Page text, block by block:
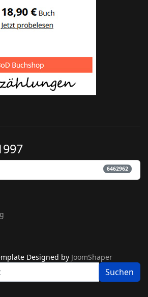
6462962
Designed by JoomShaper
Suchen